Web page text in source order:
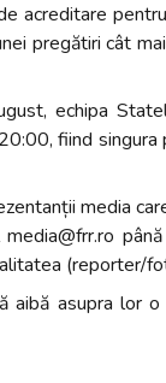
acreditare
pregătiri cât
echipa
fiind
media
(reporter/
aibă asupra lor